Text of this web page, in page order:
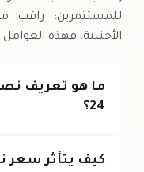
للمستثمرين: راقب
الأجنبية، فهذه
ما هو تعريف
24؟
كيف يتأثر سعر